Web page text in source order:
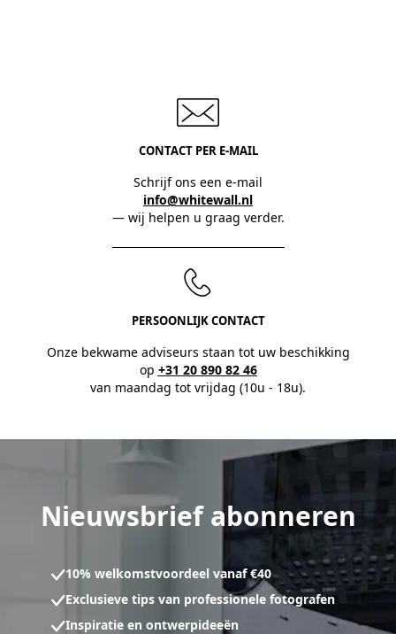
CONTACT PER E-MAIL
Schrijf ons een e-mail
info@whitewall.nl
— wij helpen u graag verder.
PERSOONLIJK CONTACT
Onze bekwame adviseurs staan tot uw beschikking
op +31 20 890 82 46
van maandag tot vrijdag (10u - 18u).
Nieuwsbrief abonneren
10% welkomstvoordeel vanaf €40
Exclusieve tips van professionele fotografen
Inspiratie en ontwerpideeën